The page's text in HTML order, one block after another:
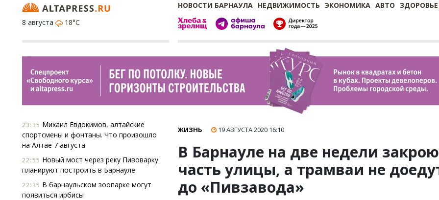
НОВОСТИ БАРНАУЛА НЕДВИЖИМОСТЬ ЭКОНОМИКА АВТО ЗДОРОВЬЕ
8 августа
18°C
23:35 Михаил Евдокимов, алтайские
спортсмены и фонтаны. Что произошло
на Алтае 7 августа
22:55 Новый мост через реку Пивоварку
планируют построить в Барнауле
22:35 В барнаульском зоопарке могут
появиться ирбисы
ЖИЗНЬ 19 АВГУСТА 2020 16:10
В Барнауле на две недели
часть улицы, а трамваи не
до «Пивзавода»